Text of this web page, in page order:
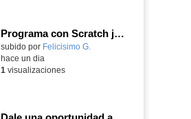
Programa con Scratch juegos con los partidos del mundial 2026 ganados por España
Contenido educativo.
subido por Felicisimo G.
hace un dia
1 visualizaciones